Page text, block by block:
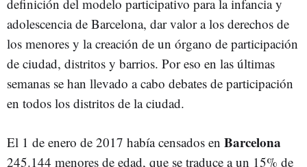
definición del modelo participativo para la infancia y
adolescencia de Barcelona, dar valor a los derechos de
los menores y la creación de un órgano de participación
de ciudad, distritos y barrios. Por eso en las últimas
semanas se han llevado a cabo debates de participación
en todos los distritos de la ciudad.
El 1 de enero de 2017 había censados en Barcelona
245.144 menores de edad, que se traduce a un 15% de